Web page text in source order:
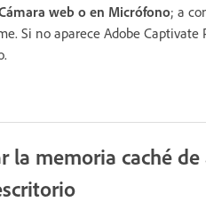
web o en Micrófono; a
Si no aparece Adobe
la memoria caché